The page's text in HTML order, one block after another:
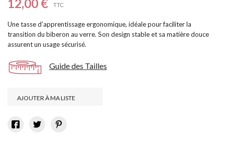
12,00 € TTC
Une tasse d’apprentissage ergonomique, idéale pour faciliter la
transition du biberon au verre. Son design stable et sa matière douce
assurent un usage sécurisé.
Guide des Tailles
AJOUTER À MA LISTE